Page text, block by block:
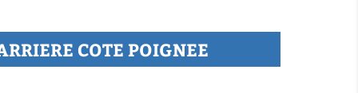
COTE POIGNEE